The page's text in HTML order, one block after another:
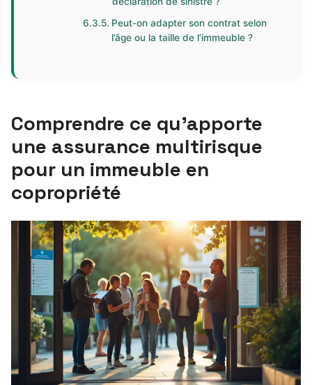
Peut-on adapter son contrat selon
l’âge ou la taille de l’immeuble ?
Comprendre ce qu’apporte
une assurance multirisque
pour un immeuble en
copropriété